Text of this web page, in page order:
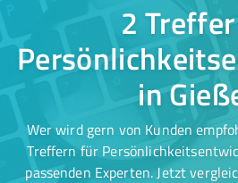
2
in
Wer wird gern von Kunden
Treffern für
passenden Experten. Jetzt